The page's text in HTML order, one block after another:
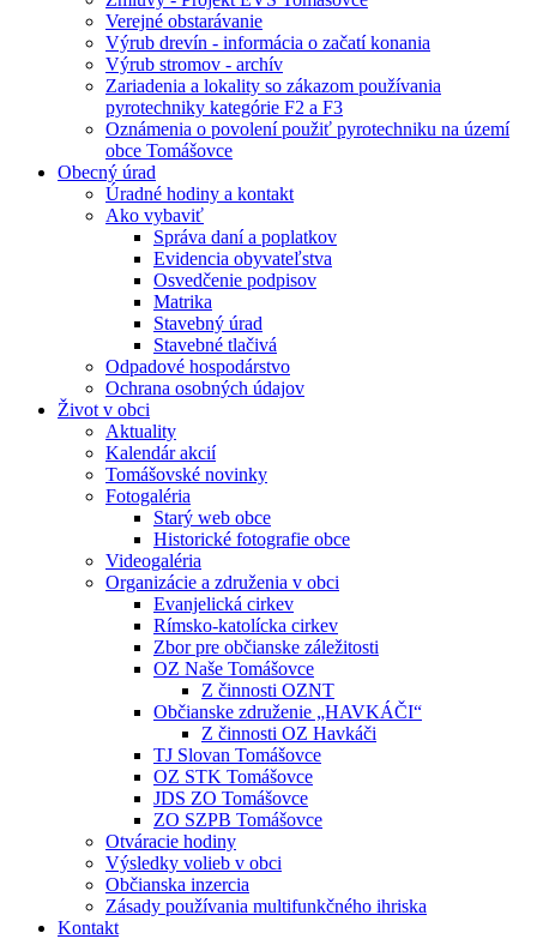
Verejné obstarávanie
Výrub drevín - informácia o začatí konania
Výrub stromov - archív
Zariadenia a lokality so zákazom používania
pyrotechniky kategórie F2 a F3
Oznámenia o povolení použiť pyrotechniku na území
obce Tomášovce
Obecný úrad
Úradné hodiny a kontakt
Ako vybaviť
Správa daní a poplatkov
Evidencia obyvateľstva
Osvedčenie podpisov
Matrika
Stavebný úrad
Stavebné tlačivá
Odpadové hospodárstvo
Ochrana osobných údajov
Život v obci
Aktuality
Kalendár akcií
Tomášovské novinky
Fotogaléria
Starý web obce
Historické fotografie obce
Videogaléria
Organizácie a združenia v obci
Evanjelická cirkev
Rímsko-katolícka cirkev
Zbor pre občianske záležitosti
OZ Naše Tomášovce
Z činnosti OZNT
Občianske združenie „HAVKÁČI“
Z činnosti OZ Havkáči
TJ Slovan Tomášovce
OZ STK Tomášovce
JDS ZO Tomášovce
ZO SZPB Tomášovce
Otváracie hodiny
Výsledky volieb v obci
Občianska inzercia
Zásady používania multifunkčného ihriska
Kontakt